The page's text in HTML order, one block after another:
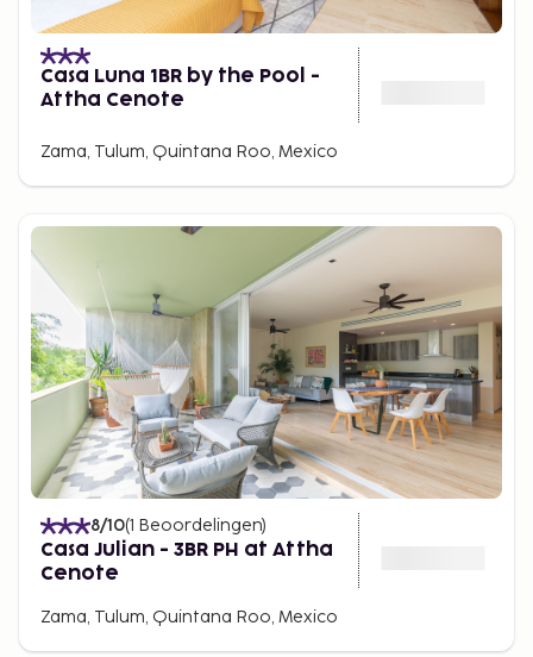
Casa Luna 1BR by the Pool -
Attha Cenote
Zama, Tulum, Quintana Roo, Mexico
8/10(1 Beoordelingen)
Casa Julian - 3BR PH at Attha
Cenote
Zama, Tulum, Quintana Roo, Mexico